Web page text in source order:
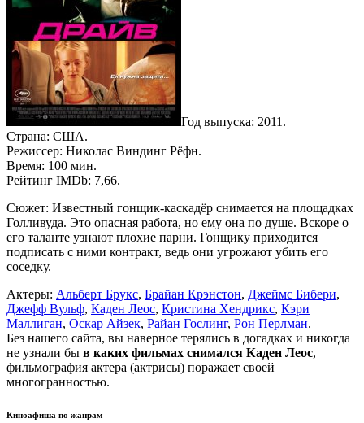
Год выпуска: 2011.
Страна: США.
Режиссер: Николас Виндинг Рёфн.
Время: 100 мин.
Рейтинг IMDb: 7,66.
Сюжет: Известный гонщик-каскадёр снимается на площадках
Голливуда. Это опасная работа, но ему она по душе. Вскоре о
его таланте узнают плохие парни. Гонщику приходится
подписать с ними контракт, ведь они угрожают убить его
соседку.
Актеры: Альберт Брукс, Брайан Крэнстон, Джеймс Бибери,
Джефф Вульф, Каден Леос, Кристина Хендрикс, Кэри
Маллиган, Оскар Айзек, Райан Гослинг, Рон Перлман.
Без нашего сайта, вы наверное терялись в догадках и никогда
не узнали бы в каких фильмах снимался Каден Леос,
фильмография актера (актрисы) поражает своей
многогранностью.
Киноафиша по жанрам